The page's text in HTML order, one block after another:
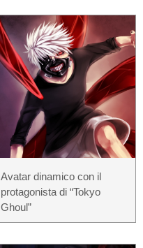
Avatar dinamico con il
protagonista di “Tokyo
Ghoul”